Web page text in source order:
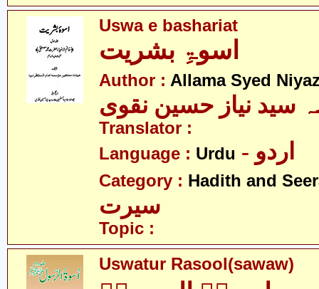
Uswa e bashariat
اسوۃِ بشریت
Author : Allama Syed
سید نیاز حسین نقوی
Translator :
Language : Urdu - اردو
Category : Hadith and
سیرت
Topic :
Uswatur Rasool(sawaw)